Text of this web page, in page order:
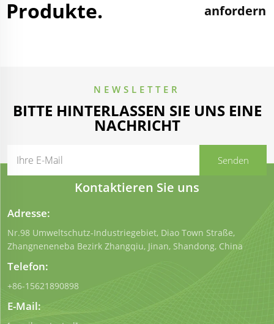
Produkte.
anfordern
NEWSLETTER
BITTE HINTERLASSEN SIE UNS EINE
NACHRICHT
Kontaktieren Sie uns
Adresse:
Nr.98 Umweltschutz-Industriegebiet, Diao Town Straße,
Zhangneneneba Bezirk Zhangqiu, Jinan, Shandong, China
Telefon:
+86-15621890898
E-Mail: